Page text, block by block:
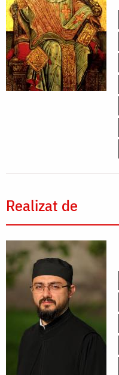
Realizat de